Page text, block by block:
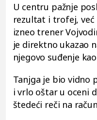
U centru pažnje
rezultat i trofej,
izneo trener
je direktno ukazao
njegovo suđenje
Tanjga je bio vidno
i vrlo oštar u oceni
štedeći reči na